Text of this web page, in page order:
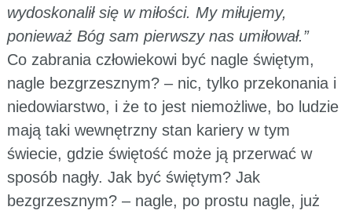
wydoskonalił się w miłości. My miłujemy,
ponieważ Bóg sam pierwszy nas umiłował.”
Co zabrania człowiekowi być nagle świętym,
nagle bezgrzesznym? – nic, tylko przekonania i
niedowiarstwo, i że to jest niemożliwe, bo ludzie
mają taki wewnętrzny stan kariery w tym
świecie, gdzie świętość może ją przerwać w
sposób nagły. Jak być świętym? Jak
bezgrzesznym? – nagle, po prostu nagle, już